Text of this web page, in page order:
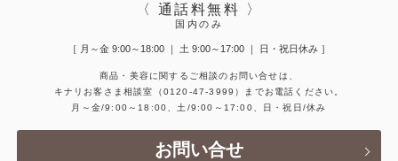
〈 通話料無料 〉
国内のみ
［ 月～金 9:00～18:00 ｜ 土 9:00～17:00 ｜ 日・祝日休み ］
商品・美容に関するご相談のお問い合せは、
キナリお客さま相談室
（0120-47-3999）
までお電話ください。
月～金/9:00～18:00、土/9:00～17:00、日・祝日/休み
お問い合せ